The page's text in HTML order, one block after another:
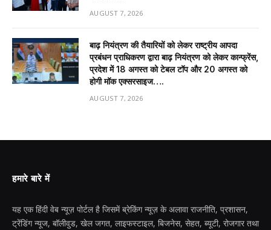
AUGUST 7, 2026
बाढ़ नियंत्रण की तैयारियों को लेकर राष्ट्रीय आपदा
प्रबंधन प्राधिकरण द्वारा बाढ़ नियंत्रण को लेकर कान्फ्रेंस,
प्रदेश में 18 अगस्त को टेबल टॉप और 20 अगस्त को
होगी मॉक एक्सरसाइज….
AUGUST 7, 2026
हमारे बारे में
यह एक हिंदी वेब न्यूज़ पोर्टल है जिसमें ब्रेकिंग न्यूज़ के अलावा राजनीति, प्रशासन,
ट्रेंडिंग न्यूज, बॉलीवुड, खेल जगत, लाइफस्टाइल, बिजनेस, सेहत, ब्यूटी, रोजगार तथा